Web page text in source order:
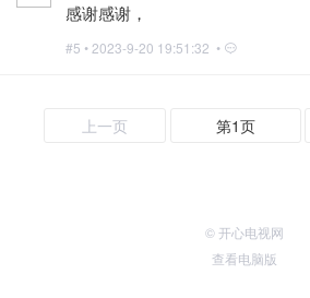
感谢感谢，
#5 • 2023-9-20 19:51:32 •
上一页 第1页
© 开心电视网
查看电脑版